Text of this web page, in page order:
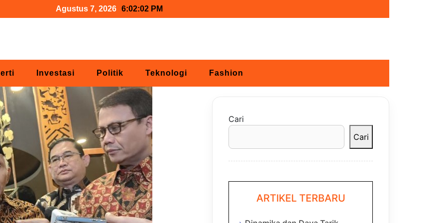
Agustus 7, 2026 6:02:03 PM
Investasi Politik Teknologi Fashion
Cari
Cari
ARTIKEL TERBARU